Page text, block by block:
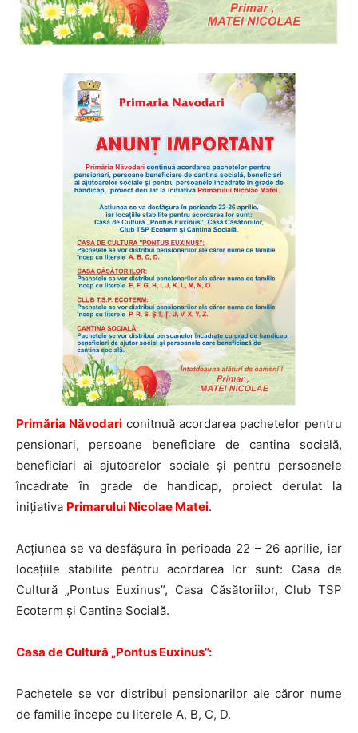
Primăria Năvodari conitnuă acordarea pachetelor pentru
pensionari, persoane beneficiare de cantina socială,
beneficiari ai ajutoarelor sociale și pentru persoanele
încadrate în grade de handicap, proiect derulat la
inițiativa Primarului Nicolae Matei.
Acțiunea se va desfășura în perioada 22 – 26 aprilie, iar
locațiile stabilite pentru acordarea lor sunt: Casa de
Cultură „Pontus Euxinus”, Casa Căsătoriilor, Club TSP
Ecoterm și Cantina Socială.
Casa de Cultură „Pontus Euxinus”:
Pachetele se vor distribui pensionarilor ale căror nume
de familie începe cu literele A, B, C, D.